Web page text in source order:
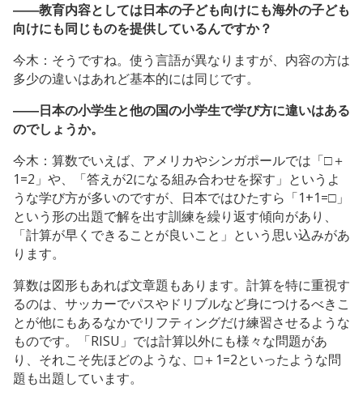
――教育内容としては日本の子ども向けにも海外の子ども
向けにも同じものを提供しているんですか？
今木：そうですね。使う言語が異なりますが、内容の方は
多少の違いはあれど基本的には同じです。
――日本の小学生と他の国の小学生で学び方に違いはある
のでしょうか。
今木：算数でいえば、アメリカやシンガポールでは「□＋
1=2」や、「答えが2になる組み合わせを探す」というよ
うな学び方が多いのですが、日本ではひたすら「1+1=□」
という形の出題で解を出す訓練を繰り返す傾向があり、
「計算が早くできることが良いこと」という思い込みがあ
ります。
算数は図形もあれば文章題もあります。計算を特に重視す
るのは、サッカーでパスやドリブルなど身につけるべきこ
とが他にもあるなかでリフティングだけ練習させるような
ものです。「RISU」では計算以外にも様々な問題があ
り、それこそ先ほどのような、□＋1=2といったような問
題も出題しています。